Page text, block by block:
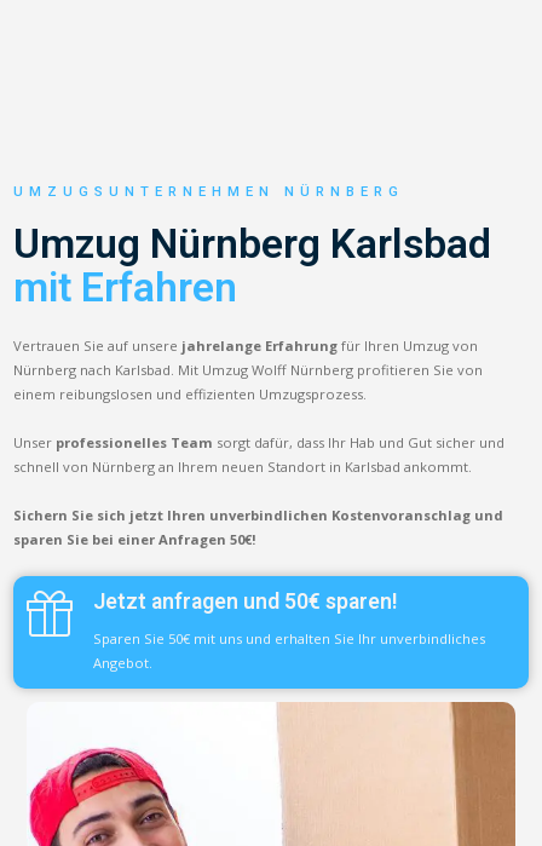
UMZUGSUNTERNEHMEN NÜRNBERG
Umzug Nürnberg Karlsbad
mit Erfahren
Vertrauen Sie auf unsere jahrelange Erfahrung für Ihren Umzug von
Nürnberg nach Karlsbad. Mit Umzug Wolff Nürnberg profitieren Sie von
einem reibungslosen und effizienten Umzugsprozess.
Unser professionelles Team sorgt dafür, dass Ihr Hab und Gut sicher und
schnell von Nürnberg an Ihrem neuen Standort in Karlsbad ankommt.
Sichern Sie sich jetzt Ihren unverbindlichen Kostenvoranschlag und
sparen Sie bei einer Anfragen 50€!
Jetzt anfragen und 50€ sparen!
Sparen Sie 50€ mit uns und erhalten Sie Ihr unverbindliches
Angebot.